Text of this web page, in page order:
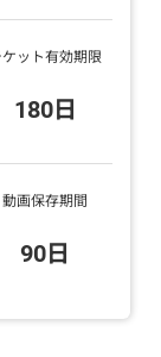
ケット有効期限
180日
動画保存期間
90日